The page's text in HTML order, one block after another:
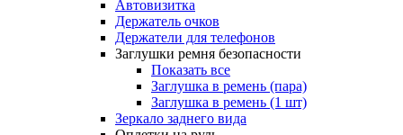
Автовизитка
Держатель очков
Держатели для телефонов
Заглушки ремня безопасности
Показать все
Заглушка в ремень (пара)
Заглушка в ремень (1 шт)
Зеркало заднего вида